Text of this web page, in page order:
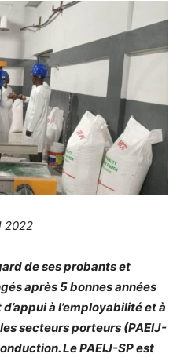
2022
de ses probants et
après 5 bonnes années
à l’employabilité et à
secteurs porteurs (PAEIJ-
Le PAEIJ-SP est